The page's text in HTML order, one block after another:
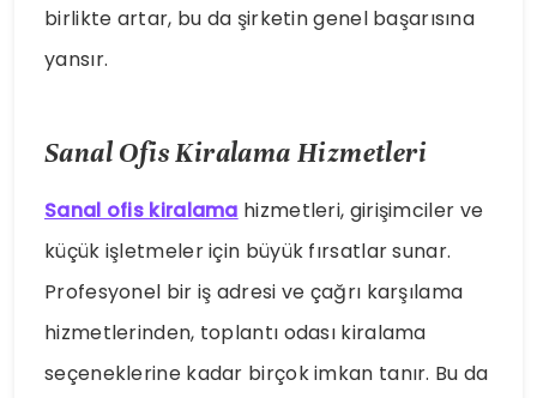
birlikte artar, bu da şirketin genel başarısına
yansır.
Sanal Ofis Kiralama Hizmetleri
Sanal ofis kiralama hizmetleri, girişimciler ve
küçük işletmeler için büyük fırsatlar sunar.
Profesyonel bir iş adresi ve çağrı karşılama
hizmetlerinden, toplantı odası kiralama
seçeneklerine kadar birçok imkan tanır. Bu da